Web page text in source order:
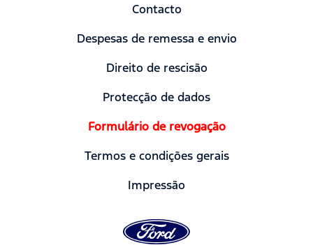
Contacto
Despesas de remessa e envio
Direito de rescisão
Protecção de dados
Formulário de revogação
Termos e condições gerais
Impressão